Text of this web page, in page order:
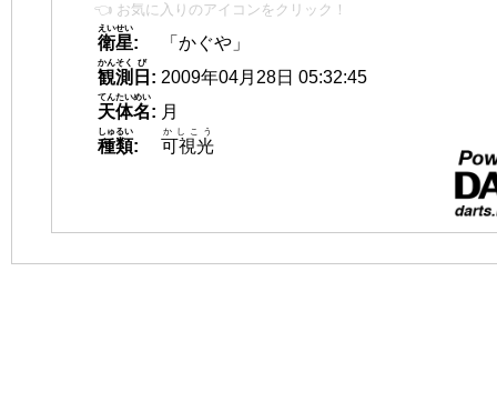
👈 お気に入りのアイコンをクリック！
衛星
えいせい
:
「かぐや」
観測
かんそく
日
び
: 2009年04月28日 05:32:45
天体名
てんたいめい
: 月
種類
しゅるい
: 可視光
かしこう